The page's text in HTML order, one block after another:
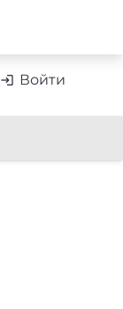
login Войти